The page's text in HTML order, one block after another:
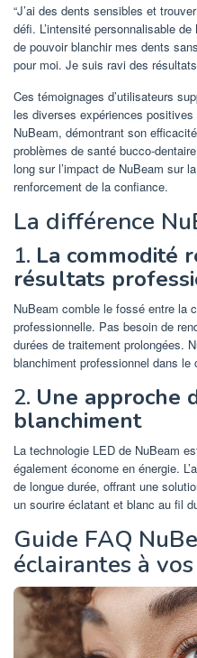
“J’ai des dents sensibles et
défi. L’intensité personnalisable
de pouvoir blanchir mes dents
pour moi. Je suis ravi des
Ces témoignages d’utilisateurs
les diverses expériences
NuBeam, démontrant son
problèmes de santé bucco-
long sur l’impact de NuBeam sur
renforcement de la confiance.
La différence
1. La commodité
résultats
NuBeam comble le fossé entre la
professionnelle. Pas besoin de
durées de traitement prolongées.
blanchiment professionnel dans le
2. Une approche
blanchiment
La technologie LED de NuBeam
également économe en énergie.
de longue durée, offrant une
un sourire éclatant et blanc au fil
Guide FAQ
éclairantes à